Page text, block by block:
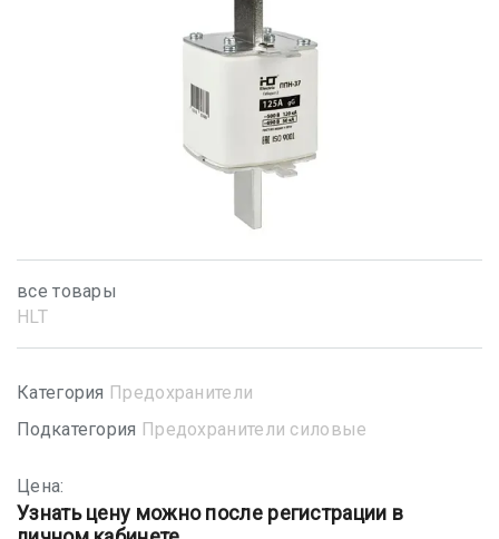
все товары
HLT
Категория Предохранители
Подкатегория Предохранители силовые
Цена:
Узнать цену можно после регистрации в